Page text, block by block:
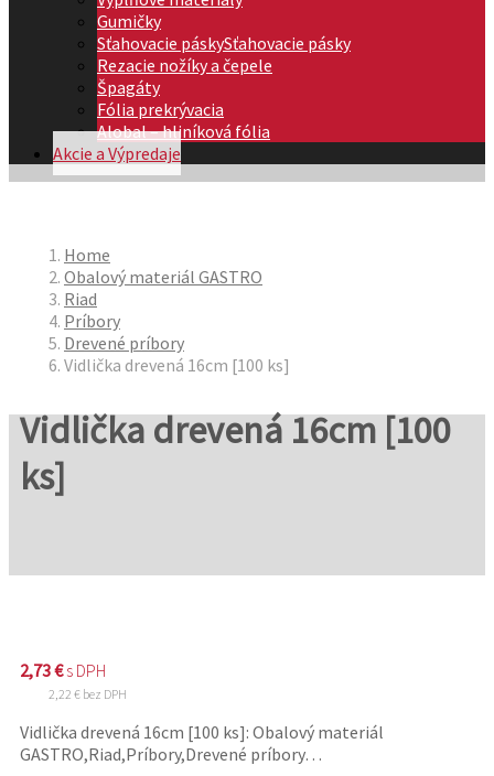
Gumičky
Sťahovacie páskySťahovacie pásky
Rezacie nožíky a čepele
Špagáty
Fólia prekrývacia
Alobal – hliníková fólia
Akcie a Výpredaje
Home
Obalový materiál GASTRO
Riad
Príbory
Drevené príbory
Vidlička drevená 16cm [100 ks]
Vidlička drevená 16cm [100
ks]
2,73€s DPH
2,22 € bez DPH
Vidlička drevená 16cm [100 ks]: Obalový materiál
GASTRO,Riad,Príbory,Drevené príbory…